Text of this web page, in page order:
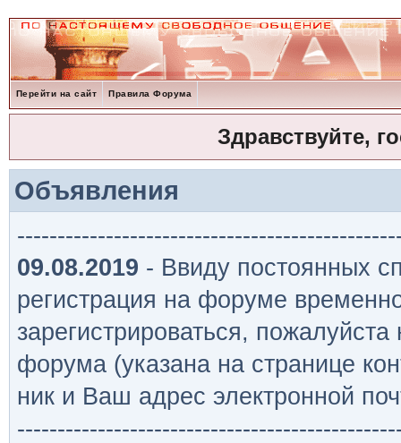
Перейти на сайт Правила Форума
Здравствуйте,
Объявления
09.08.2019 - Ввиду постоянных
регистрация на форуме
зарегистрироваться,
форума (указана на странице
ник и Ваш адрес электронной